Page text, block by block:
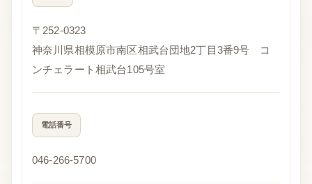
〒252-0323
神奈川県相模原市南区相武台団地2丁目3番9号 コ
ンチェラート相武台105号室
電話番号
046-266-5700